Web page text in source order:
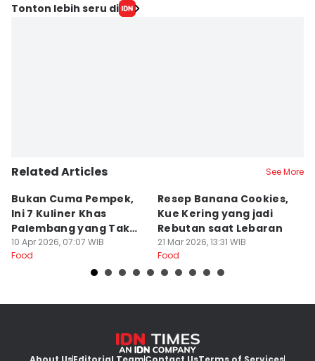
Tonton lebih seru di
Related Articles See More
Bukan Cuma Pempek,
Ini 7 Kuliner Khas
Palembang yang Tak
Kalah Enak
10 Apr 2026, 07:07 WIB
Food
Resep Banana Cookies,
Kue Kering yang jadi
Rebutan saat Lebaran
21 Mar 2026, 13:31 WIB
Food